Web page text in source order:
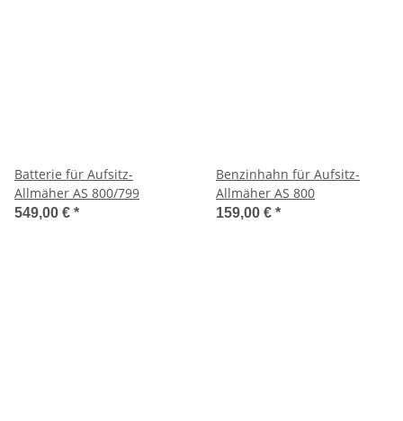
Batterie für Aufsitz-
Allmäher AS 800/799
549,00 € *
Benzinhahn für Aufsitz-
Allmäher AS 800
159,00 € *